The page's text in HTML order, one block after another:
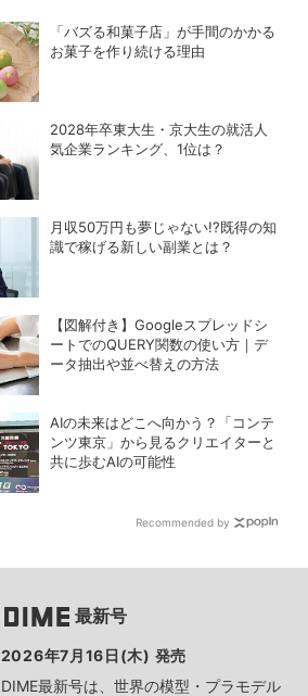
「バズる和菓子店」が手間のかかる
お菓子を作り続ける理由
2028年卒東大生・京大生の就活人
気企業ランキング、1位は？
月収50万円も夢じゃない!?既得の知
識で稼げる新しい副業とは？
【図解付き】Googleスプレッドシ
ートでのQUERY関数の使い方｜デ
ータ抽出や並べ替えの方法
AIの未来はどこへ向かう？「コンテ
ンツ東京」から見るクリエイターと
共に歩むAIの可能性
Recommended by
最新号
2026年7月16日(木) 発売
DIME最新号は、世界の模型・プラモデル